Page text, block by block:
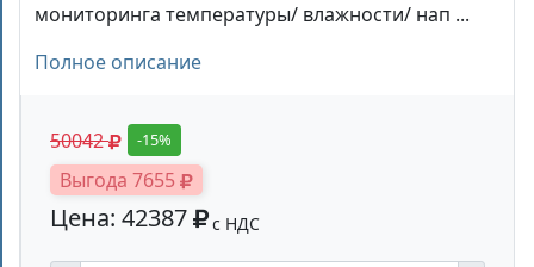
мониторинга температуры/ влажности/ нап ...
Полное описание
50042 -15%
Выгода 7655
Цена: 42387 с НДС